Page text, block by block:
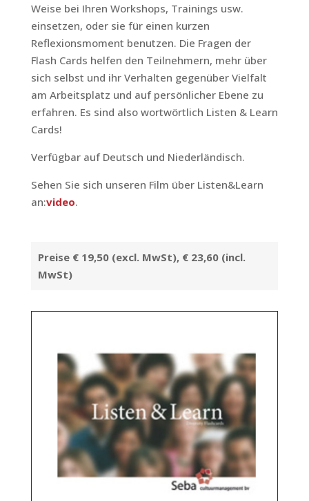
Weise bei Ihren Workshops, Trainings usw.
einsetzen, oder sie für einen kurzen
Reflexionsmoment benutzen. Die Fragen der
Flash Cards helfen den Teilnehmern, mehr über
sich selbst und ihr Verhalten gegenüber Vielfalt
am Arbeitsplatz und auf persönlicher Ebene zu
erfahren. Es sind also wortwörtlich Listen & Learn
Cards!
Verfügbar auf Deutsch und Niederländisch.
Sehen Sie sich unseren Film über Listen&Learn
an:video.
Preise € 19,50 (excl. MwSt), € 23,60 (incl.
MwSt)